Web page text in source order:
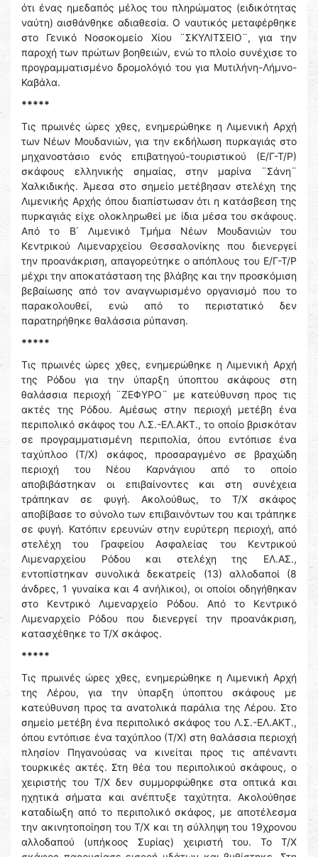
ότι ένας ημεδαπός μέλος του πληρώματος (ειδικότητας
ναύτη) αισθάνθηκε αδιαθεσία. Ο ναυτικός μεταφέρθηκε
στο Γενικό Νοσοκομείο Χίου ¨ΣΚΥΛΙΤΣΕΙΟ¨, για την
παροχή των πρώτων βοηθειών, ενώ το πλοίο συνέχισε το
προγραμματισμένο δρομολόγιό του για Μυτιλήνη-Λήμνο-
Καβάλα.
*****
Τις πρωινές ώρες χθες, ενημερώθηκε η Λιμενική Αρχή
των Νέων Μουδανιών, για την εκδήλωση πυρκαγιάς στο
μηχανοστάσιο ενός επιβατηγού-τουριστικού (Ε/Γ-Τ/Ρ)
σκάφους ελληνικής σημαίας, στην μαρίνα ¨Σάνη¨
Χαλκιδικής. Άμεσα στο σημείο μετέβησαν στελέχη της
Λιμενικής Αρχής όπου διαπίστωσαν ότι η κατάσβεση της
πυρκαγιάς είχε ολοκληρωθεί με ίδια μέσα του σκάφους.
Από το Β΄ Λιμενικό Τμήμα Νέων Μουδανιών του
Κεντρικού Λιμεναρχείου Θεσσαλονίκης που διενεργεί
την προανάκριση, απαγορεύτηκε ο απόπλους του Ε/Γ-Τ/Ρ
μέχρι την αποκατάσταση της βλάβης και την προσκόμιση
βεβαίωσης από τον αναγνωρισμένο οργανισμό που το
παρακολουθεί, ενώ από το περιστατικό δεν
παρατηρήθηκε θαλάσσια ρύπανση.
*****
Τις πρωινές ώρες χθες, ενημερώθηκε η Λιμενική Αρχή
της Ρόδου για την ύπαρξη ύποπτου σκάφους στη
θαλάσσια περιοχή ¨ΖΕΦΥΡΟ¨ με κατεύθυνση προς τις
ακτές της Ρόδου. Αμέσως στην περιοχή μετέβη ένα
περιπολικό σκάφος του Λ.Σ.-ΕΛ.ΑΚΤ., το οποίο βρισκόταν
σε προγραμματισμένη περιπολία, όπου εντόπισε ένα
ταχύπλοο (Τ/Χ) σκάφος, προσαραγμένο σε βραχώδη
περιοχή του Νέου Καρνάγιου από το οποίο
αποβιβάστηκαν οι επιβαίνοντες και στη συνέχεια
τράπηκαν σε φυγή. Ακολούθως, το Τ/Χ σκάφος
αποβίβασε το σύνολο των επιβαινόντων του και τράπηκε
σε φυγή. Κατόπιν ερευνών στην ευρύτερη περιοχή, από
στελέχη του Γραφείου Ασφαλείας του Κεντρικού
Λιμεναρχείου Ρόδου και στελέχη της ΕΛ.ΑΣ.,
εντοπίστηκαν συνολικά δεκατρείς (13) αλλοδαποί (8
άνδρες, 1 γυναίκα και 4 ανήλικοι), οι οποίοι οδηγήθηκαν
στο Κεντρικό Λιμεναρχείο Ρόδου. Από το Κεντρικό
Λιμεναρχείο Ρόδου που διενεργεί την προανάκριση,
κατασχέθηκε το Τ/Χ σκάφος.
*****
Τις πρωινές ώρες χθες, ενημερώθηκε η Λιμενική Αρχή
της Λέρου, για την ύπαρξη ύποπτου σκάφους με
κατεύθυνση προς τα ανατολικά παράλια της Λέρου. Στο
σημείο μετέβη ένα περιπολικό σκάφος του Λ.Σ.-ΕΛ.ΑΚΤ.,
όπου εντόπισε ένα ταχύπλοο (Τ/Χ) στη θαλάσσια περιοχή
πλησίον Πηγανούσας να κινείται προς τις απέναντι
τουρκικές ακτές. Στη θέα του περιπολικού σκάφους, ο
χειριστής του Τ/Χ δεν συμμορφώθηκε στα οπτικά και
ηχητικά σήματα και ανέπτυξε ταχύτητα. Ακολούθησε
καταδίωξη από το περιπολικό σκάφος, με αποτέλεσμα
την ακινητοποίηση του Τ/Χ και τη σύλληψη του 19χρονου
αλλοδαπού (υπήκοος Συρίας) χειριστή του. Το Τ/Χ